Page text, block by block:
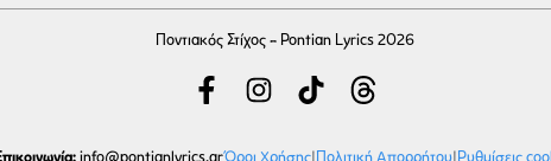
Ποντιακός Στίχος - Pontian Lyrics 2026
info@pontianlyrics.grΌροι Χρήσης| Πολιτική Απορρήτου| Ρυθμίσεις